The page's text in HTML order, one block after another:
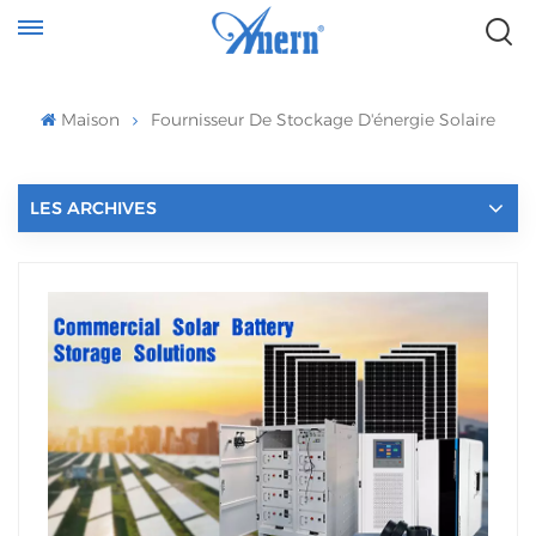
Maison Fournisseur De Stockage D'énergie Solaire
LES ARCHIVES